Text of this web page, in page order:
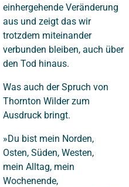
einhergehende Veränderung
aus und zeigt das wir
trotzdem miteinander
verbunden bleiben, auch über
den Tod hinaus.
Was auch der Spruch von
Thornton Wilder zum
Ausdruck bringt.
»Du bist mein Norden,
Osten, Süden, Westen,
mein Alltag, mein
Wochenende,